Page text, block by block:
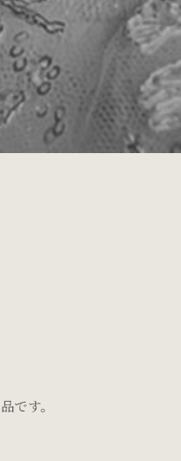
です。